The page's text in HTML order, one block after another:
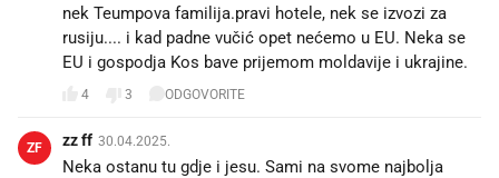
nek Teumpova familija.pravi hotele, nek se izvozi za
rusiju.... i kad padne vučić opet nećemo u EU. Neka se
EU i gospodja Kos bave prijemom moldavije i ukrajine.
4 3 ODGOVORITE
ZF zz ff 30.04.2025.
Neka ostanu tu gdje i jesu. Sami na svome najbolja